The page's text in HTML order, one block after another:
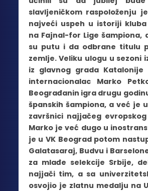
slavljeničkom raspoloženju
najveći uspeh u istoriji
na Fajnal-for Lige šampiona,
su putu i da odbrane titulu
zemlje. Veliku ulogu u sezoni
iz glavnog grada
internacionalac Marko
Beograđanin igra drugu
španskih šampiona, a već je
završnici najjačeg
Marko je već dugo u
je u VK Beograd potom
Galatasaraj, Budvu i
za mlađe selekcije Srbije,
najjači tim, a sa
osvojio je zlatnu medalju na